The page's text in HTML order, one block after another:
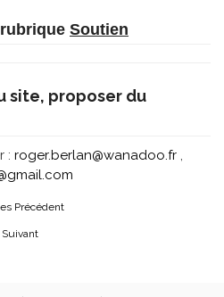
Soutien
site, proposer du
: roger.berlan@wanadoo.fr ,
Précédent
Suivant